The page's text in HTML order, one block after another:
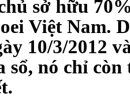
sở hữu
Việt Nam.
10/3/2012
sổ, nó chỉ